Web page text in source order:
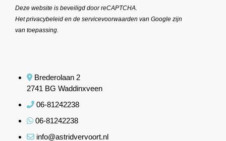
Deze website is beveiligd door reCAPTCHA.
Hetprivacybeleid en de servicevoorwaarden van Google zijn
van toepassing.
Brederolaan 2
2741 BG Waddinxveen
06-81242238
06-81242238
info@astridvervoort.nl